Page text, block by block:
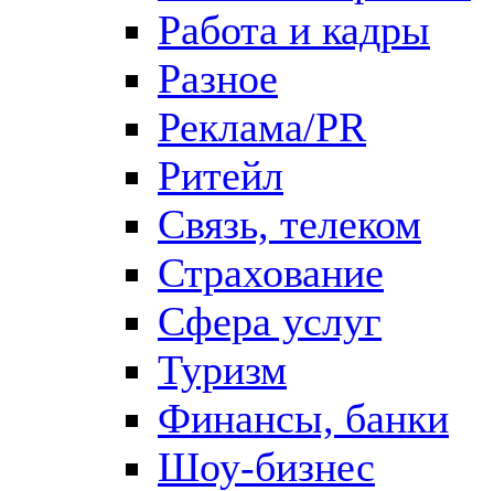
Работа и кадры
Разное
Реклама/PR
Ритейл
Связь, телеком
Страхование
Сфера услуг
Туризм
Финансы, банки
Шоу-бизнес